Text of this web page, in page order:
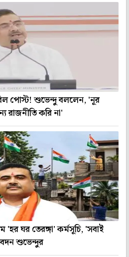
রিল পোস্ট! শুভেন্দু বললেন, 'নূর
করি না'
'হর ঘর তেরঙ্গা' কর্মসূচি, 'সবাই
শুভেন্দুর